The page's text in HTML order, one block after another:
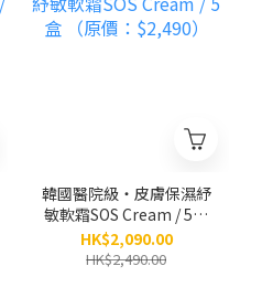
韓國醫院級‧皮膚保濕紓
敏軟霜SOS Cream / 5盒
（原價：$2,490）
HK$2,090.00
HK$2,490.00